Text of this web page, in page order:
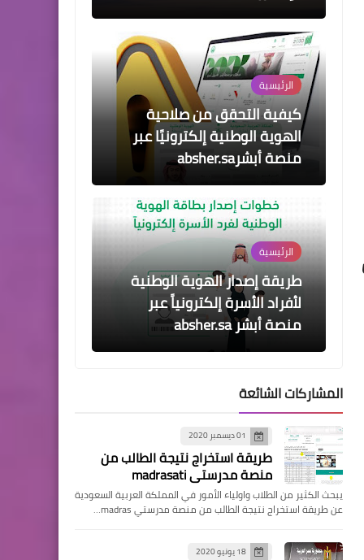
الرئيسية
طريقة إصدار الهوية الوطنية
لأفراد الأسرة إلكترونياً عبر
منصة أبشر absher.sa
الرئيسية
خطوات حجز موعد لمراجعة
الجوازات عبر منصة أبشر ونفّذ
خدماتك absher.sa
الرئيسية
كيفية التسجيل بمنصة أبشر
برقم الحدود| تفعيل حساب أبشر
عن طريق الخدمة الذاتية
المشاركات الشائعة
01 ديسمبر 2020
طريقة استخراج نتيجة الطالب من
منصة مدرستي madrasati
يبحث الكثير من الطلاب واولياء الأمور في المملكة العربية السعودية
عن طريقة استخراج نتيجة الطالب من منصة مدرستي madras…
18 يونيو 2020